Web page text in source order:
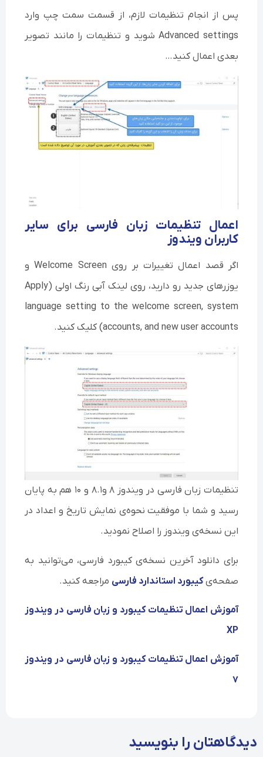
پس از انجام تنظیمات لازم، از قسمت سمت چپ وارد
Advanced settings شوید و تنظیمات را مانند تصویر
بعدی اعمال کنید…
اعمال تنظیمات زبان فارسی برای سایر
کاربران ویندوز
اگر قصد اعمال تغییرات بر روی Welcome Screen و
یوزر‌های جدید رو دارید، روی لینک آبی رنگ اولی (Apply
language setting to the welcome screen, system
accounts, and new user accounts) کلیک کنید.
تنظیمات زبان فارسی در ویندوز ۸ و۸.۱ و ۱۰ هم به پایان
رسید و شما با موفقیت نحوه‌ی نمایش تاریخ و اعداد در
این نسخه‌ی ویندوز را اصلاح نمودید.
برای دانلود آخرین نسخه‌ی کیبورد فارسی، می‌توانید به
صفحه‌یکیبورد استاندارد فارسی مراجعه کنید.
آموزش اعمال تنظیمات کیبورد و زبان فارسی در ویندوز
XP
آموزش اعمال تنظیمات کیبورد و زبان فارسی در ویندوز
۷
دیدگاهتان را بنویسید